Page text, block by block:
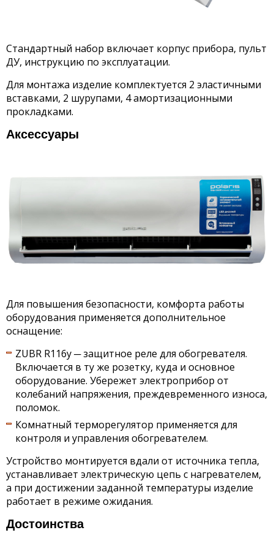
Стандартный набор включает корпус прибора, пульт
ДУ, инструкцию по эксплуатации.
Для монтажа изделие комплектуется 2 эластичными
вставками, 2 шурупами, 4 амортизационными
прокладками.
Аксессуары
Для повышения безопасности, комфорта работы
оборудования применяется дополнительное
оснащение:
ZUBR R116у ─ защитное реле для обогревателя.
Включается в ту же розетку, куда и основное
оборудование. Убережет электроприбор от
колебаний напряжения, преждевременного износа,
поломок.
Комнатный терморегулятор применяется для
контроля и управления обогревателем.
Устройство монтируется вдали от источника тепла,
устанавливает электрическую цепь с нагревателем,
а при достижении заданной температуры изделие
работает в режиме ожидания.
Достоинства